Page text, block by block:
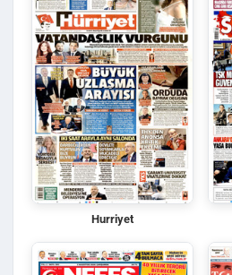
Hurriyet